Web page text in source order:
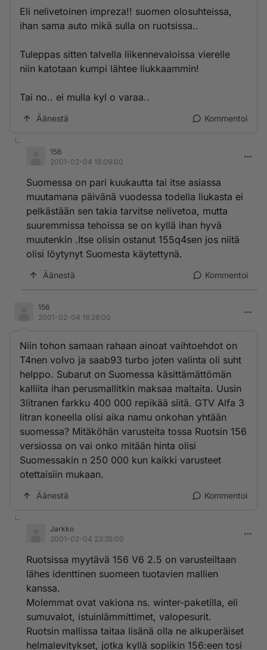
Eli nelivetoinen impreza!! suomen olosuhteissa,
ihan sama auto mikä sulla on ruotsissa..
Tuleppas sitten talvella liikennevaloissa vierelle
niin katotaan kumpi lähtee liukkaammin!
Tai no.. ei mulla kyl o varaa..
Äänestä Kommentoi
156
2001-02-04 18:09:00
Suomessa on pari kuukautta tai itse asiassa
muutamana päivänä vuodessa todella liukasta ei
pelkästään sen takia tarvitse nelivetoa, mutta
suuremmissa tehoissa se on kyllä ihan hyvä
muutenkin .Itse olisin ostanut 155q4sen jos niitä
olisi löytynyt Suomesta käytettynä.
Äänestä Kommentoi
156
2001-02-04 18:28:00
Niin tohon samaan rahaan ainoat vaihtoehdot on
T4nen volvo ja saab93 turbo joten valinta oli suht
helppo. Subarut on Suomessa käsittämättömän
kalliita ihan perusmallitkin maksaa maltaita. Uusin
3litranen farkku 400 000 repikää siitä. GTV Alfa 3
litran koneella olisi aika namu onkohan yhtään
suomessa? Mitäköhän varusteita tossa Ruotsin 156
versiossa on vai onko mitään hinta olisi
Suomessakin n 250 000 kun kaikki varusteet
otettaisiin mukaan.
Äänestä Kommentoi
Jarkko
2001-02-04 23:35:00
Ruotsissa myytävä 156 V6 2.5 on varusteiltaan
lähes identtinen suomeen tuotavien mallien
kanssa.
Molemmat ovat vakiona ns. winter-paketilla, eli
sumuvalot, istuinlämmittimet, valopesurit.
Ruotsin mallissa taitaa lisänä olla ne alkuperäiset
helmalevitykset, jotka kyllä sopiikin 156:een tosi